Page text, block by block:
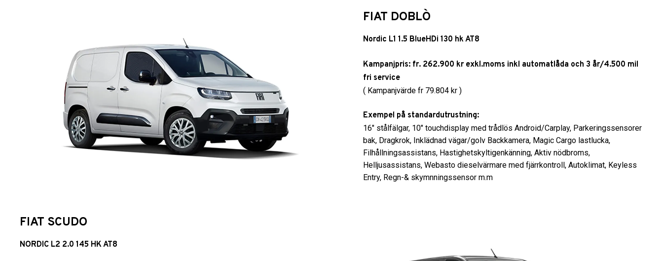
FIAT DOBLÒ
Nordic L1 1.5 BlueHDi 130 hk AT8
Kampanjpris: fr. 262.900 kr exkl.moms inkl automatlåda och 3 år/4.500 mil
fri service
( Kampanjvärde fr 79.804 kr )
Exempel på standardutrustning:
16″ stålfälgar, 10″ touchdisplay med trådlös Android/Carplay, Parkeringssensorer
bak, Dragkrok, Inklädnad vägar/golv Backkamera, Magic Cargo lastlucka,
Filhållningsassistans, Hastighetskyltigenkänning, Aktiv nödbroms,
Helljusassistans, Webasto dieselvärmare med fjärrkontroll, Autoklimat, Keyless
Entry, Regn-& skymnningssensor m.m
FIAT SCUDO
NORDIC L2 2.0 145 HK AT8